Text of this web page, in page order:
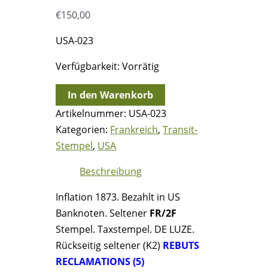
€150,00
USA-023
Verfügbarkeit: Vorrätig
31.10.1873
-
Chateau
de
Riviere
Bordeaux
Paris
=>
London
=>
New
In den Warenkorb
Artikelnummer: USA-023
Kategorien: Frankreich,Transit-
Stempel, USA
Beschreibung
Inflation 1873. Bezahlt in US
Banknoten. Seltener FR/2F
Stempel. Taxstempel. DE LUZE.
Rückseitig seltener (K2) REBUTS
RECLAMATIONS (5)